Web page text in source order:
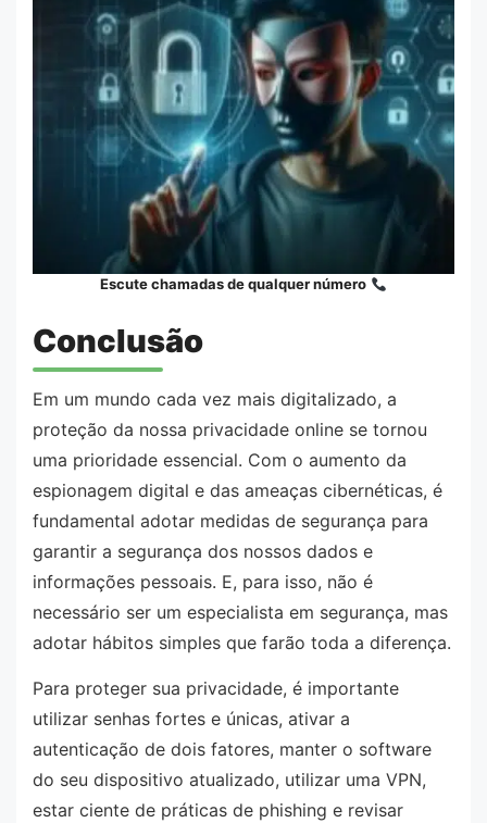
Escute chamadas de qualquer número
Conclusão
Em um mundo cada vez mais digitalizado, a
proteção da nossa privacidade online se tornou
uma prioridade essencial. Com o aumento da
espionagem digital e das ameaças cibernéticas, é
fundamental adotar medidas de segurança para
garantir a segurança dos nossos dados e
informações pessoais. E, para isso, não é
necessário ser um especialista em segurança, mas
adotar hábitos simples que farão toda a diferença.
Para proteger sua privacidade, é importante
utilizar senhas fortes e únicas, ativar a
autenticação de dois fatores, manter o software
do seu dispositivo atualizado, utilizar uma VPN,
estar ciente de práticas de phishing e revisar